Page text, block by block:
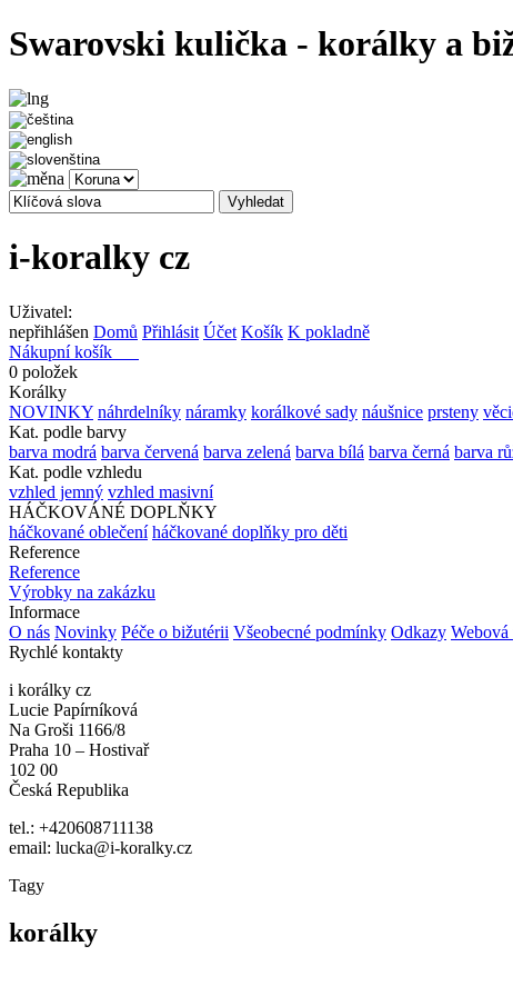
Swarovski kulička - korálky a
i-koralky cz
Uživatel:
nepřihlášen Domů Přihlásit Účet Košík K pokladně
Nákupní košík
0 položek
Korálky
NOVINKY náhrdelníky náramky korálkové sady náušnice prsteny
Kat. podle barvy
barva modrá barva červená barva zelená barva bílá barva černá barva
Kat. podle vzhledu
vzhled jemný vzhled masivní
HÁČKOVÁNÉ DOPLŇKY
háčkované oblečení háčkované doplňky pro děti
Reference
Reference
Výrobky na zakázku
Informace
O nás Novinky Péče o bižutérii Všeobecné podmínky Odkazy Webová
Rychlé kontakty
i korálky cz
Lucie Papírníková
Na Groši 1166/8
Praha 10 – Hostivař
102 00
Česká Republika
tel.: +420608711138
email: lucka@i-koralky.cz
Tagy
korálky